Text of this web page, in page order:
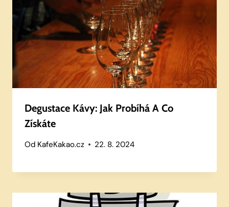
Degustace Kávy: Jak Probíhá A Co
Získáte
Od KafeKakao.cz 22. 8. 2024